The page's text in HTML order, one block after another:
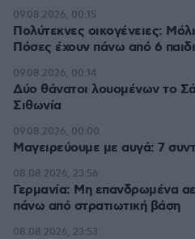
Πολύτεκνες οικογένειες:
Πόσες έχουν πάνω από 6
09.08.2026, 00:15
Δύο θάνατοι λουομένων το
Σιθωνία
09.08.2026, 00:14
Μαγειρεύουμε με αυγά: 7
09.08.2026, 00:00
Γερμανία: Μη επανδρωμένα
πάνω από στρατιωτική βάση
08.08.2026, 23:56
08.08.2026, 23:53